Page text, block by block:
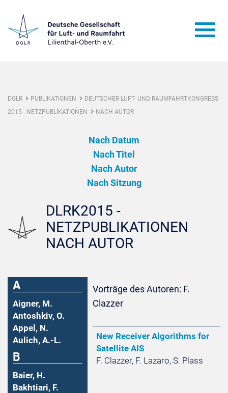
DGLR PUBLIKATIONEN
DEUTSCHER LUFT- UND RAUMFAHRTKONGRESS
2015 - NETZPUBLIKATIONEN
NACH AUTOR
Nach Datum
Nach Titel
Nach Autor
Nach Sitzung
DLRK2015 -
NETZPUBLIKATIONEN
NACH AUTOR
A
Aigner, M.
Antoshkiv, O.
Appel, N.
Aulich, A.-L.
B
Baier, H.
Bakhtiari, F.
Vorträge des Autoren: F.
Clazzer
New Receiver Algorithms for
Satellite AIS
F. Clazzer, F. Lazaro, S. Plass